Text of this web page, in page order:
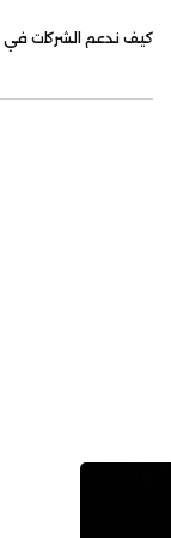
كيف ندعم الشركات في